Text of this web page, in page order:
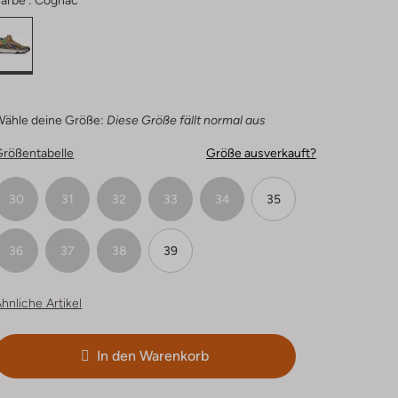
deine Größe: Diese Größe fällt normal aus
Größe ausverkauft?
30 31 32 33 34 35
36 37 38 39
Artikel
In den Warenkorb